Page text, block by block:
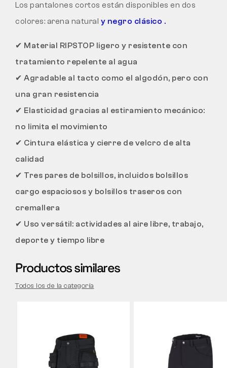
Los pantalones cortos están disponibles en dos
colores: arena natural y negro clásico .
✔ Material RIPSTOP ligero y resistente con
tratamiento repelente al agua
✔ Agradable al tacto como el algodón, pero con
una gran resistencia
✔ Elasticidad gracias al estiramiento mecánico:
no limita el movimiento
✔ Cintura elástica y cierre de velcro de alta
calidad
✔ Tres pares de bolsillos, incluidos bolsillos
cargo espaciosos y bolsillos traseros con
cremallera
✔ Uso versátil: actividades al aire libre, trabajo,
deporte y tiempo libre
Productos similares
Todos los de la categoría